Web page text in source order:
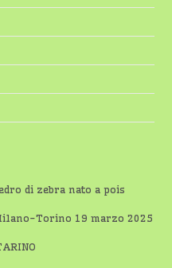
di zebra nato a pois
Torino 19 marzo 2025